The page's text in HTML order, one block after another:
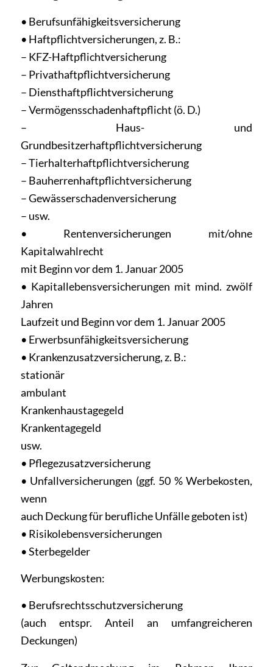
• Berufsunfähigkeitsversicherung
• Haftpflichtversicherungen, z. B.:
– KFZ-Haftpflichtversicherung
– Privathaftpflichtversicherung
– Diensthaftpflichtversicherung
– Vermögensschadenhaftpflicht (ö. D.)
– Haus- und
Grundbesitzerhaftpflichtversicherung
– Tierhalterhaftpflichtversicherung
– Bauherrenhaftpflichtversicherung
– Gewässerschadenversicherung
– usw.
• Rentenversicherungen mit/ohne
Kapitalwahlrecht
mit Beginn vor dem 1. Januar 2005
• Kapitallebensversicherungen mit mind. zwölf
Jahren
Laufzeit und Beginn vor dem 1. Januar 2005
• Erwerbsunfähigkeitsversicherung
• Krankenzusatzversicherung, z. B.:
stationär
ambulant
Krankenhaustagegeld
Krankentagegeld
usw.
• Pflegezusatzversicherung
• Unfallversicherungen (ggf. 50 % Werbekosten,
wenn
auch Deckung für berufliche Unfälle geboten ist)
• Risikolebensversicherungen
• Sterbegelder
Werbungskosten:
• Berufsrechtsschutzversicherung
(auch entspr. Anteil an umfangreicheren
Deckungen)